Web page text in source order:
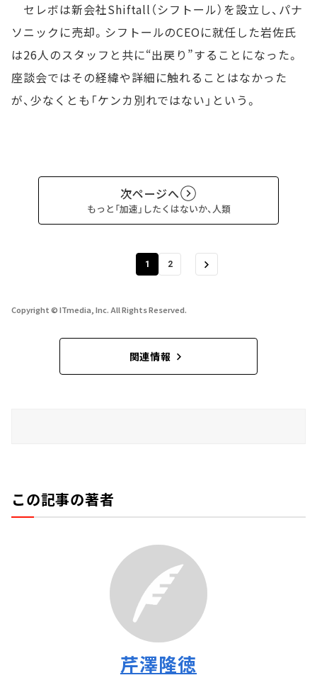
セレボは新会社Shiftall（シフトール）を設立し、パナ
ソニックに売却。シフトールのCEOに就任した岩佐氏
は26人のスタッフと共に“出戻り”することになった。
座談会ではその経緯や詳細に触れることはなかった
が、少なくとも「ケンカ別れではない」という。
次ページへ
もっと「加速」したくはないか、人類
1 2
Copyright © ITmedia, Inc. All Rights Reserved.
関連情報
この記事の著者
芹澤隆徳